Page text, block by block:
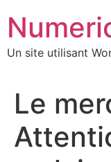
contenu
Un site utilisant
Le